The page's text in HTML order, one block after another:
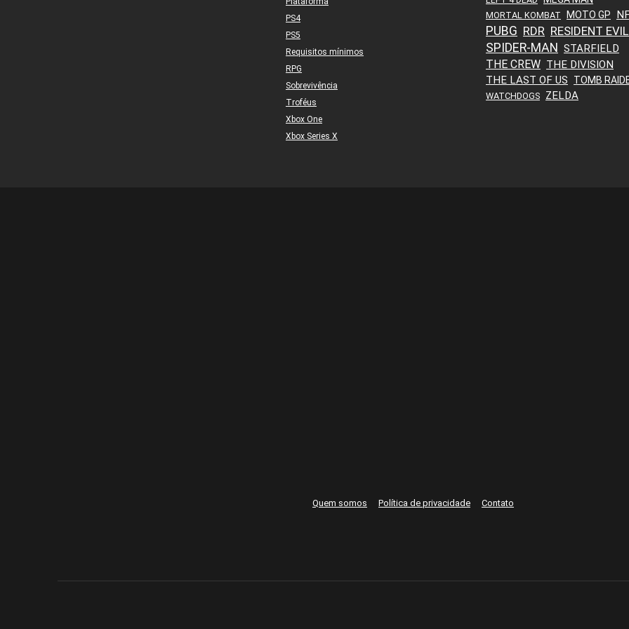
PS4
PS5
Requisitos mínimos
RPG
Sobrevivência
Troféus
Xbox One
Xbox Series X
MORTAL KOMBAT MOTO GP
PUBG RDR RESIDENT EVIL
SPIDER-MAN STARFIELD
THE CREW THE DIVISION
THE LAST OF US
TOMB
WATCHDOGS ZELDA
Quem somos Política de privacidade Contato